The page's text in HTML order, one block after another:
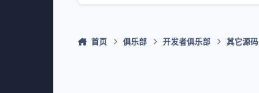
首页 俱乐部 开发者俱乐部 其它源码